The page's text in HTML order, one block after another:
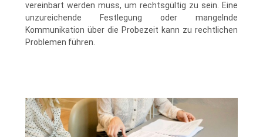
vereinbart werden muss, um rechtsgültig zu sein. Eine
unzureichende Festlegung oder mangelnde
Kommunikation über die Probezeit kann zu rechtlichen
Problemen führen.